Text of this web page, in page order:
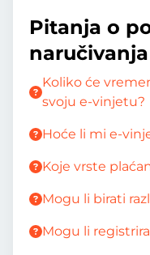
Pitanja o
naručivanja
Koliko će
svoju e-vinjetu?
Hoće li mi e-
Koje vrste
Mogu li birati
Mogu li